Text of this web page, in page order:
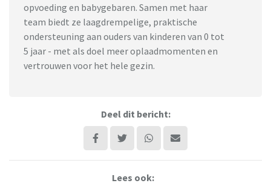
opvoeding en babygebaren. Samen met haar
team biedt ze laagdrempelige, praktische
ondersteuning aan ouders van kinderen van 0 tot
5 jaar - met als doel meer oplaadmomenten en
vertrouwen voor het hele gezin.
Deel dit bericht:
Lees ook: